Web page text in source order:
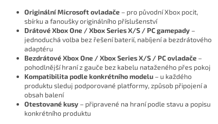
Originální Microsoft ovladače – pro původní Xbox pocit,
sbírku a fanoušky originálního příslušenství
Drátové Xbox One / Xbox Series X/S / PC gamepady –
jednoduchá volba bez řešení baterií, nabíjení a bezdrátového
adaptéru
Bezdrátové Xbox One / Xbox Series X/S / PC ovladače –
pohodlnější hraní z gauče bez kabelu nataženého přes pokoj
Kompatibilita podle konkrétního modelu – u každého
produktu sleduj podporované platformy, způsob připojení a
obsah balení
Otestované kusy – připravené na hraní podle stavu a popisu
konkrétního produktu